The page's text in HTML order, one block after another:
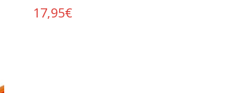
17,95€